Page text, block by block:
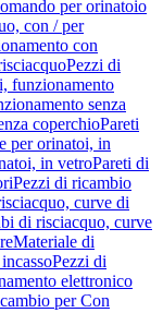
per orinatoio
con / per
con
Pezzi di
funzionamento
senza
coperchioPareti
per orinatoi, in
in vetroPareti di
Pezzi di ricambio
curve di
di risciacquo, curve
Materiale di
Pezzi di
elettronico
per Con